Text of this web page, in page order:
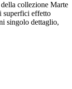
collezione Marte
superfici effetto
singolo dettaglio,